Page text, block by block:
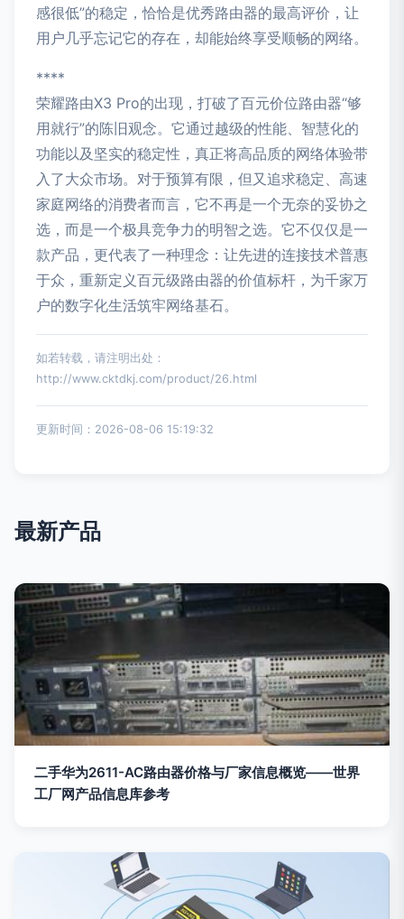
感很低”的稳定，恰恰是优秀路由器的最高评价，让
用户几乎忘记它的存在，却能始终享受顺畅的网络。
****
荣耀路由X3 Pro的出现，打破了百元价位路由器“够
用就行”的陈旧观念。它通过越级的性能、智慧化的
功能以及坚实的稳定性，真正将高品质的网络体验带
入了大众市场。对于预算有限，但又追求稳定、高速
家庭网络的消费者而言，它不再是一个无奈的妥协之
选，而是一个极具竞争力的明智之选。它不仅仅是一
款产品，更代表了一种理念：让先进的连接技术普惠
于众，重新定义百元级路由器的价值标杆，为千家万
户的数字化生活筑牢网络基石。
如若转载，请注明出处：
http://www.cktdkj.com/product/26.html
更新时间：2026-08-06 15:19:32
最新产品
二手华为2611-AC路由器价格与厂家信息概览——世界
工厂网产品信息库参考